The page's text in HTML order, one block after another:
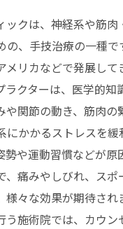
ックは、神経系や筋肉
の、手技治療の一種で
メリカなどで発展して
ラクターは、医学的知
や関節の動き、筋肉の
にかかるストレスを
勢や運動習慣などが原
、痛みやしびれ、スポ
様々な効果が期待され
う施術院では、カウ